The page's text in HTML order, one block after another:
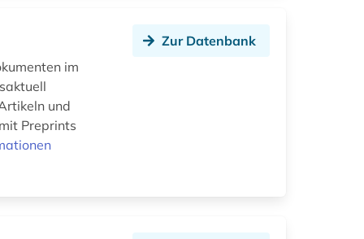
im
und
Preprints
Zur Datenbank